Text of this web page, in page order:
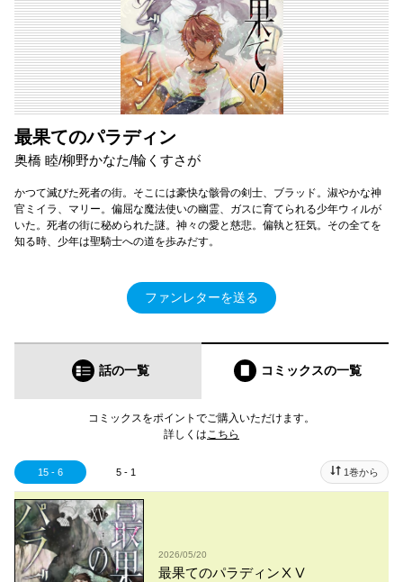
最果てのパラディン
奥橋 睦/柳野かなた/輪くすさが
かつて滅びた死者の街。そこには豪快な骸骨の剣士、ブラッド。淑やかな神
官ミイラ、マリー。偏屈な魔法使いの幽霊、ガスに育てられる少年ウィルが
いた。死者の街に秘められた謎。神々の愛と慈悲。偏執と狂気。その全てを
知る時、少年は聖騎士への道を歩みだす。
ファンレターを送る
話の一覧 コミックスの一覧
コミックスをポイントでご購入いただけます。
詳しくはこちら
15 - 6 5 - 1 1巻から
2026/05/20
最果てのパラディンⅩⅤ